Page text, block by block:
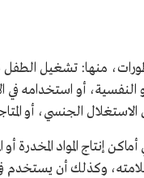
منها: تشغيل
أو استخدامه في
الجنسي، أو
المواد المخدرة أو
وكذلك أن يستخدم في